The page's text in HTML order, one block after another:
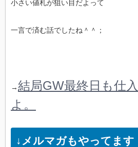
小さい値札が狙い目だよって
一言で済む話でしたね＾＾；
→結局GW最終日も仕
よ。
↓メルマガもやってます